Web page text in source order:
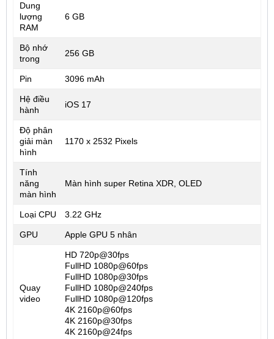
Dung
lượng
RAM
6 GB
Bộ nhớ
trong
256 GB
Pin 3096 mAh
Hệ điều
hành
iOS 17
Độ phân
giải màn
hình
1170 x 2532 Pixels
Tính
năng
màn hình
Màn hình super Retina XDR, OLED
Loại CPU 3.22 GHz
GPU Apple GPU 5 nhân
Quay
video
HD 720p@30fps
FullHD 1080p@60fps
FullHD 1080p@30fps
FullHD 1080p@240fps
FullHD 1080p@120fps
4K 2160p@60fps
4K 2160p@30fps
4K 2160p@24fps